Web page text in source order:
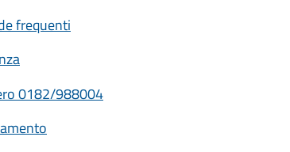
frequenti
0182/988004